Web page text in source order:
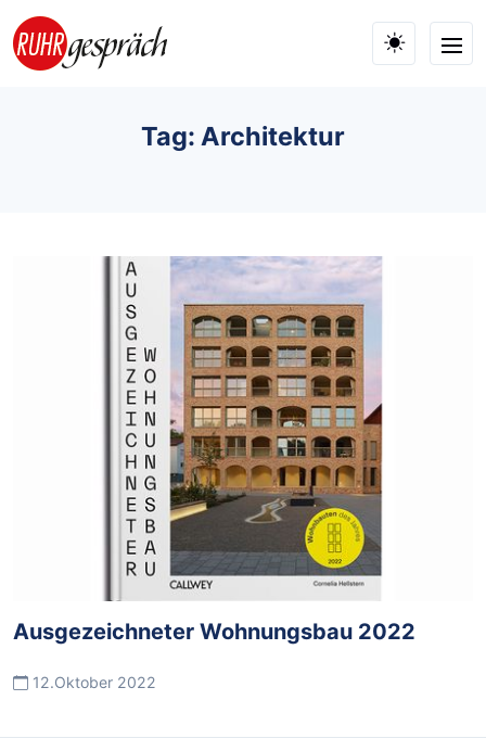
Skip to main content
Tag: Architektur
Ausgezeichneter Wohnungsbau 2022
12.Oktober 2022